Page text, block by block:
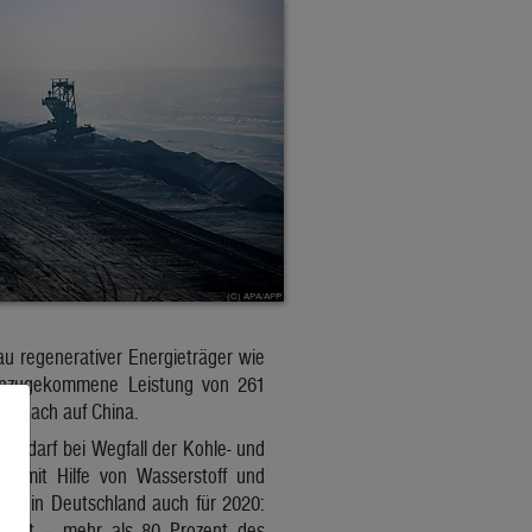
regenerativer Energieträger wie
Leistung von 261
auf China.
bei Wegfall der Kohle- und
mit Hilfe von Wasserstoff und
in Deutschland auch für 2020: